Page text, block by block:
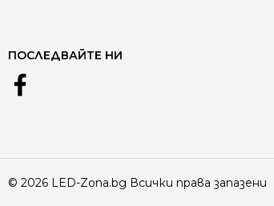
ПОСЛЕДВАЙТЕ НИ
© 2026 LED-Zona.bg Всички права запазени